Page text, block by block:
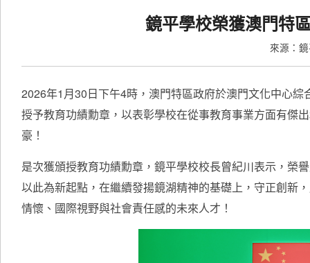
鏡平學校榮獲澳門特
來源：
2026年1月30日下午4時，澳門特區政府於澳門文化中心
授予教育功績勳章，以表彰學校在從事教育事業方面有傑
豪！
是次獲頒授教育功績勳章，鏡平學校校長曾紀川表示，榮
以此為新起點，在繼續發揚鏡湖精神的基礎上，守正創新
情懷、國際視野與社會責任感的未來人才！